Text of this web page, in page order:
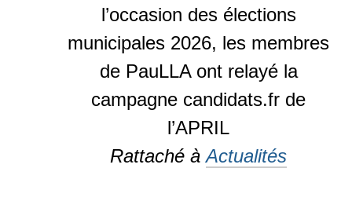
l’occasion des élections
municipales 2026, les membres
de PauLLA ont relayé la
campagne candidats.fr de
l’APRIL
Rattaché à Actualités